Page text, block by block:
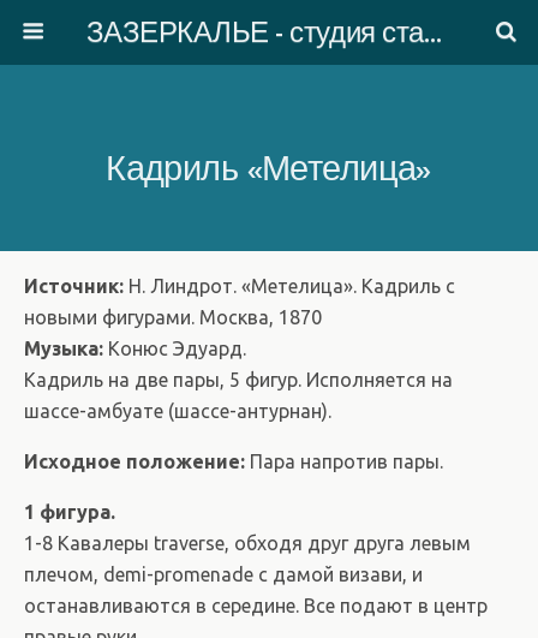
ЗАЗЕРКАЛЬЕ - студия старинного танца
Кадриль «Метелица»
Источник: Н. Линдрот. «Метелица». Кадриль с
новыми фигурами. Москва, 1870
Музыка: Конюс Эдуард.
Кадриль на две пары, 5 фигур. Исполняется на
шассе-амбуате (шассе-антурнан).
Исходное положение: Пара напротив пары.
1 фигура.
1-8 Кавалеры traverse, обходя друг друга левым
плечом, demi-promenade с дамой визави, и
останавливаются в середине. Все подают в центр